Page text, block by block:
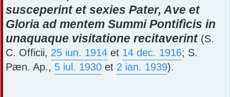
susceperint et sexies Pater, Ave et
Gloria ad mentem Summi Pontifìcis in
unaquaque visitatione recitaverint(S.
C. Officii, 25 iun. 1914 et 14 dec. 1916; S.
Pæn. Ap., 5 iul. 1930 et 2 ian. 1939).